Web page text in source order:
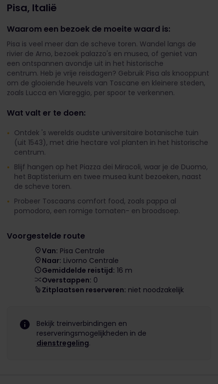
Pisa, Italië
Waarom een bezoek de moeite waard is:
Pisa is veel meer dan de scheve toren. Wandel langs de
rivier de Arno, bezoek palazzo's en musea, of geniet van
een ontspannen avondje uit in het historische
centrum. Heb je vrije reisdagen? Gebruik Pisa als knooppunt
om de glooiende heuvels van Toscane en kleinere steden,
zoals Lucca en Viareggio, per spoor te verkennen.
Wat valt er te doen:
Ontdek 's werelds oudste universitaire botanische tuin
(uit 1543), met drie hectare vol planten in het historische
centrum.
Blijf hangen op het Piazza dei Miracoli, waar je de Duomo,
het Baptisterium en twee musea kunt bezoeken, naast
de scheve toren.
Probeer Toscaans comfort food, zoals pappa al
pomodoro, een romige tomaten- en broodsoep.
Voorgestelde route
Van: Pisa Centrale
Naar: Livorno Centrale
Gemiddelde reistijd: 16 m
Overstappen: 0
Zitplaatsen reserveren: niet noodzakelijk
Bekijk treinverbindingen en
reserveringsmogelijkheden in de
dienstregeling.